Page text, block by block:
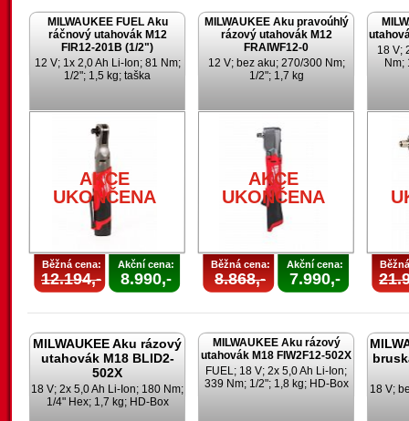
MILWAUKEE FUEL Aku
ráčnový utahovák M12
FIR12-201B (1/2")
12 V; 1x 2,0 Ah Li-Ion; 81 Nm;
1/2"; 1,5 kg; taška
AKCE
UKONČENA
Běžná cena:
12.194,-
Akční cena:
8.990,-
MILWAUKEE Aku pravoúhlý
rázový utahovák M12
FRAIWF12-0
12 V; bez aku; 270/300 Nm;
1/2"; 1,7 kg
AKCE
UKONČENA
Běžná cena:
8.868,-
Akční cena:
7.990,-
18 V;
Nm;
MILWAUKEE Aku rázový
utahovák M18 BLID2-
502X
18 V; 2x 5,0 Ah Li-Ion; 180 Nm;
1/4" Hex; 1,7 kg; HD-Box
MILWAUKEE Aku rázový
utahovák M18 FIW2F12-502X
FUEL; 18 V; 2x 5,0 Ah Li-Ion;
339 Nm; 1/2"; 1,8 kg; HD-Box
18 V;